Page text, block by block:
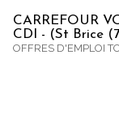
CARREFOUR
CDI - (St Brice
OFFRES D'EMPLOI